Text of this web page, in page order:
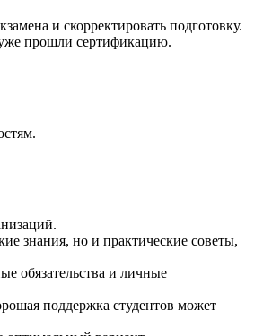
и скорректировать подготовку.
прошли сертификацию.
знания, но и практические советы,
обязательства и личные
поддержка студентов может